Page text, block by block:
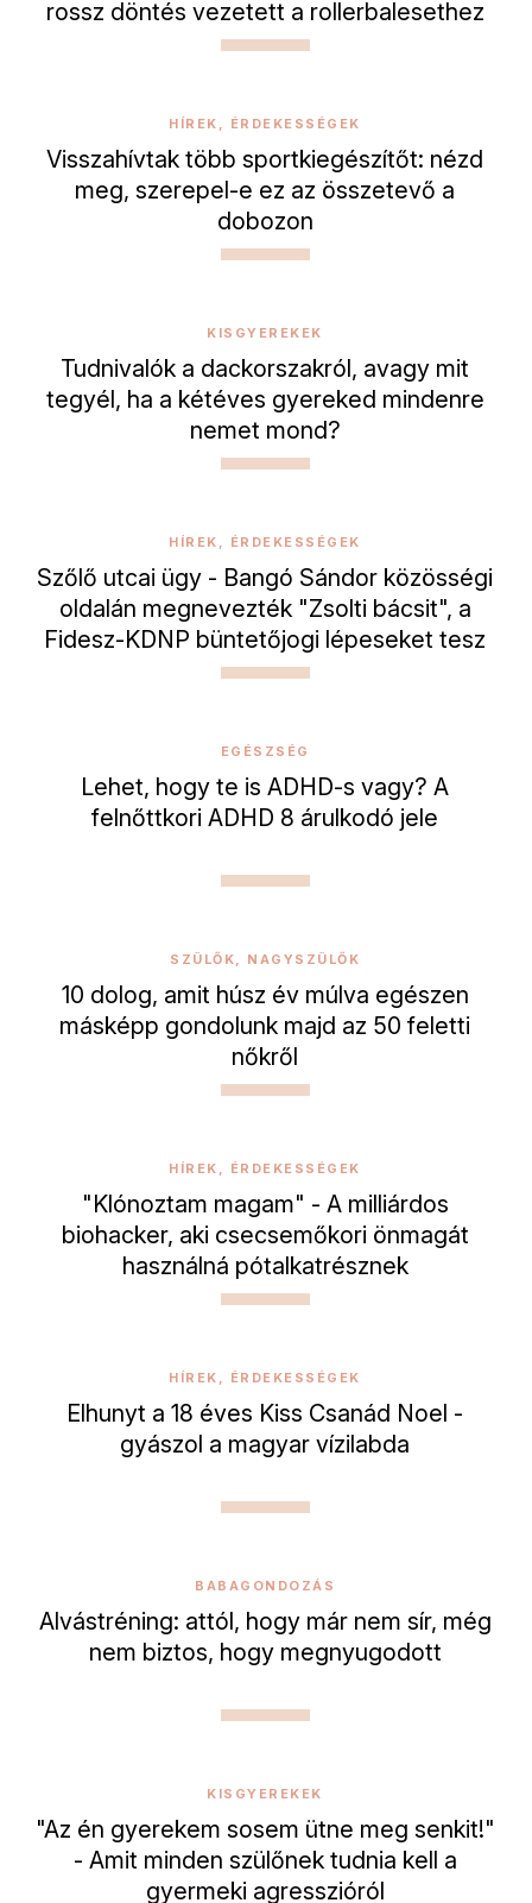
rossz döntés vezetett a rollerbalesethez
HÍREK, ÉRDEKESSÉGEK
Visszahívtak több sportkiegészítőt: nézd
meg, szerepel-e ez az összetevő a
dobozon
KISGYEREKEK
Tudnivalók a dackorszakról, avagy mit
tegyél, ha a kétéves gyereked mindenre
nemet mond?
HÍREK, ÉRDEKESSÉGEK
Szőlő utcai ügy - Bangó Sándor közösségi
oldalán megnevezték "Zsolti bácsit", a
Fidesz-KDNP büntetőjogi lépeseket tesz
EGÉSZSÉG
Lehet, hogy te is ADHD-s vagy? A
felnőttkori ADHD 8 árulkodó jele
SZÜLŐK, NAGYSZÜLŐK
10 dolog, amit húsz év múlva egészen
másképp gondolunk majd az 50 feletti
nőkről
HÍREK, ÉRDEKESSÉGEK
"Klónoztam magam" - A milliárdos
biohacker, aki csecsemőkori önmagát
használná pótalkatrésznek
HÍREK, ÉRDEKESSÉGEK
Elhunyt a 18 éves Kiss Csanád Noel -
gyászol a magyar vízilabda
BABAGONDOZÁS
Alvástréning: attól, hogy már nem sír, még
nem biztos, hogy megnyugodott
KISGYEREKEK
"Az én gyerekem sosem ütne meg senkit!"
- Amit minden szülőnek tudnia kell a
gyermeki agresszióról